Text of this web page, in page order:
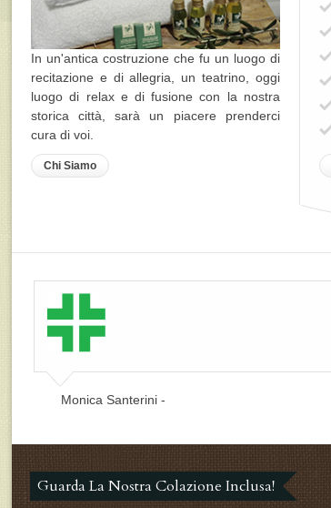
In un'antica costruzione che fu un luogo di
recitazione e di allegria, un teatrino, oggi
luogo di relax e di fusione con la nostra
storica città, sarà un piacere prenderci
cura di voi.
Chi Siamo
Monica Santerini -
Guarda La Nostra Colazione Inclusa!